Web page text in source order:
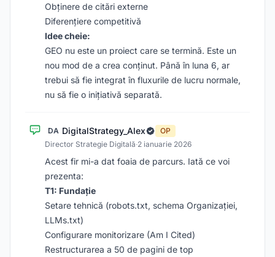
Obținere de citări externe
Diferențiere competitivă
Idee cheie:
GEO nu este un proiect care se termină. Este un
nou mod de a crea conținut. Până în luna 6, ar
trebui să fie integrat în fluxurile de lucru normale,
nu să fie o inițiativă separată.
DA DigitalStrategy_Alex
OP
Director Strategie Digitală·2 ianuarie 2026
Acest fir mi-a dat foaia de parcurs. Iată ce voi
prezenta:
T1: Fundație
Setare tehnică (robots.txt, schema Organizației,
LLMs.txt)
Configurare monitorizare (Am I Cited)
Restructurarea a 50 de pagini de top